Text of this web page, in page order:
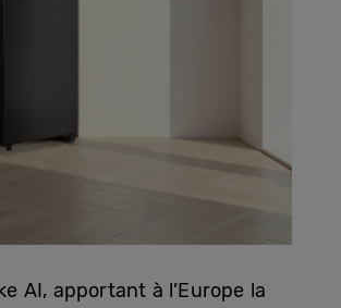
AI, apportant à l’Europe la